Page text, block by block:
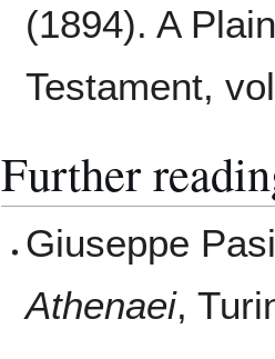
(1894). A
Testament,
Further
Giuseppe
Athenaei,